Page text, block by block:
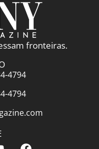
fronteiras.
4794
4794